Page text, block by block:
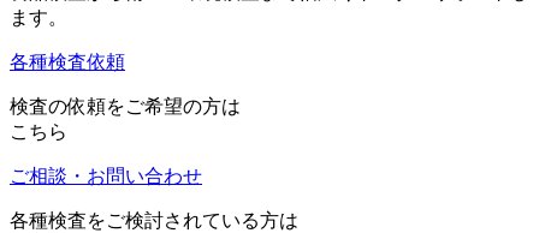
ます。
各種検査依頼
検査の依頼をご希望の方は
こちら
ご相談・お問い合わせ
各種検査をご検討されている方は